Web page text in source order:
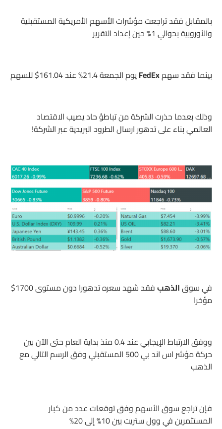
بالمقابل فقد تراجعت مؤشرات الأسهم الأمريكية المستقبلية
والأوروبية بحوالي 1% حين إعداد التقرير
بينما فقد سهمFedExيوم الجمعة 21.4% عند 161.04$ للسهم
وذلك بعدما حذرت الشركة من تباطؤ حاد يصيب الاقتصاد
العالمي بناء على تدهور ارسال الطرود البريدية عبر الشركة!
في سوقالذهب
فقد شهد سعره تدهورا دون مستوى 1700$
مؤخرا
ووفق الارتباط الإيجابي عند 0.4 منذ بداية العام حتى الآن بين
حركة مؤشر اس اند بي 500 المستقبلي وفق الرسم التالي مع
الذهب
فإن تراجع سوق الأسهم وفق توقعات عدد من كبار
المستثمرين في وول ستريت بين 10% إلى 20%